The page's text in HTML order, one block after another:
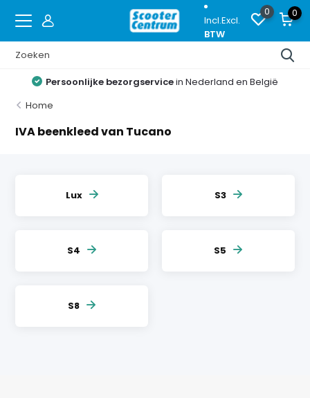
Incl.Excl.
BTW
0 0
Persoonlijke bezorgservicein Nederland en België
Home
IVA beenkleed van Tucano
Lux S3
S4 S5
S8